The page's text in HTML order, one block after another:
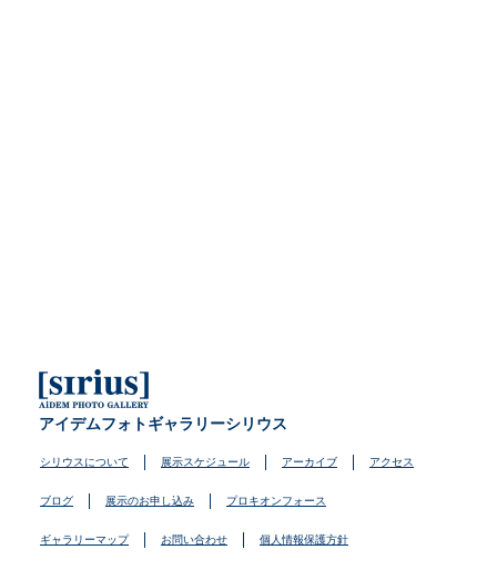
アイデムフォトギャラリーシリウス
シリウスについて 展示スケジュール アーカイブ アクセス
ブログ 展示のお申し込み プロキオンフォース
ギャラリーマップ お問い合わせ 個人情報保護方針